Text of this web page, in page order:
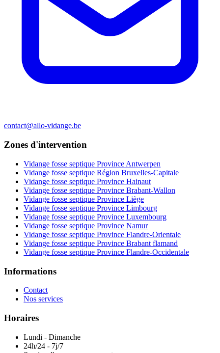
contact@allo-vidange.be
Zones d'intervention
Vidange fosse septique Province Antwerpen
Vidange fosse septique Région Bruxelles-Capitale
Vidange fosse septique Province Hainaut
Vidange fosse septique Province Brabant-Wallon
Vidange fosse septique Province Liège
Vidange fosse septique Province Limbourg
Vidange fosse septique Province Luxembourg
Vidange fosse septique Province Namur
Vidange fosse septique Province Flandre-Orientale
Vidange fosse septique Province Brabant flamand
Vidange fosse septique Province Flandre-Occidentale
Informations
Contact
Nos services
Horaires
Lundi - Dimanche
24h/24 - 7j/7